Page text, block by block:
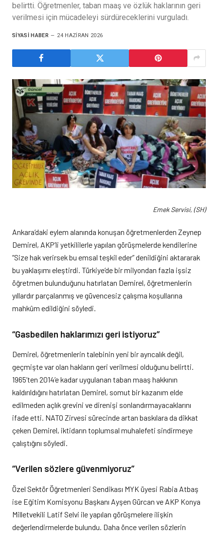
belirtti. Öğretmenler, taban maaş ve özlük haklarının geri
verilmesi için mücadeleyi sürdüreceklerini vurguladı.
SIYASI HABER 24 HAZIRAN 2026
Emek Servisi, (SH)
Ankara’daki eylem alanında konuşan öğretmenlerden Zeynep
Demirel, AKP’li yetkililerle yapılan görüşmelerde kendilerine
“Size hak verirsek bu emsal teşkil eder” denildiğini aktararak
bu yaklaşımı eleştirdi. Türkiye’de bir milyondan fazla işsiz
öğretmen bulunduğunu hatırlatan Demirel, öğretmenlerin
yıllardır parçalanmış ve güvencesiz çalışma koşullarına
mahkûm edildiğini söyledi.
“Gasbedilen haklarımızı geri istiyoruz”
Demirel, öğretmenlerin talebinin yeni bir ayrıcalık değil,
geçmişte var olan hakların geri verilmesi olduğunu belirtti.
1965’ten 2014’e kadar uygulanan taban maaş hakkının
kaldırıldığını hatırlatan Demirel, somut bir kazanım elde
edilmeden açlık grevini ve direnişi sonlandırmayacaklarını
ifade etti. NATO Zirvesi sürecinde artan baskılara da dikkat
çeken Demirel, iktidarın toplumsal muhalefeti sindirmeye
çalıştığını söyledi.
“Verilen sözlere güvenmiyoruz”
Özel Sektör Öğretmenleri Sendikası MYK üyesi Rabia Atbaş
ise Eğitim Komisyonu Başkanı Ayşen Gürcan ve AKP Konya
Milletvekili Latif Selvi ile yapılan görüşmelere ilişkin
değerlendirmelerde bulundu. Daha önce verilen sözlerin